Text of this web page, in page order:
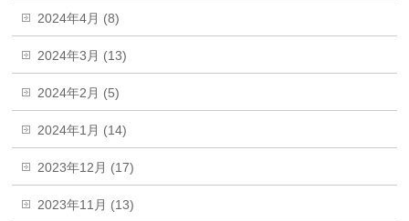
2024年4月 (8)
2024年3月 (13)
2024年2月 (5)
2024年1月 (14)
2023年12月 (17)
2023年11月 (13)